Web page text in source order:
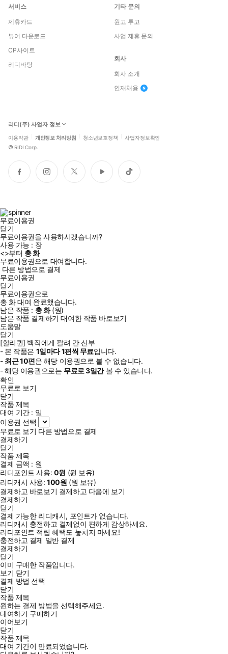
서비스
제휴카드
뷰어 다운로드
CP사이트
리디바탕
기타 문의
원고 투고
사업 제휴 문의
회사
회사 소개
인재채용
리디(주) 사업자 정보
이용약관 개인정보 처리방침 청소년보호정책 사업자정보확인
© RIDI Corp.
페
이
인
스
트
위
유
튜
틱
톡
무료이용권
닫기
무료이용권을 사용하시겠습니까?
사용 가능 : 장
<>부터 총화
무료이용권으로 대여합니다.
다른 방법으로 결제
무료이용권
닫기
무료이용권으로
총 화대여 완료했습니다.
남은 작품 : 총화(원)
남은 작품 결제하기 대여한 작품 바로보기
도움말
닫기
[할리퀸] 백작에게 팔려 간 신부
- 본 작품은 1일마다1편씩 무료입니다.
- 최근10편은 해당 이용권으로 볼 수 없습니다.
- 해당 이용권으로는 무료로3일간볼 수 있습니다.
확인
무료로 보기
닫기
작품 제목
대여 기간 : 일
이용권 선택
무료로 보기 다른 방법으로 결제
결제하기
닫기
작품 제목
결제 금액 : 원
리디포인트 사용: 0원 (원 보유)
리디캐시 사용:100원 (원 보유)
결제하고 바로보기 결제하고 다음에 보기
결제하기
닫기
결제 가능한 리디캐시, 포인트가 없습니다.
리디캐시 충전하고 결제없이 편하게 감상하세요.
리디포인트 적립 혜택도 놓치지 마세요!
충전하고 결제 일반 결제
결제하기
닫기
이미 구매한 작품입니다.
보기 닫기
결제 방법 선택
닫기
작품 제목
원하는 결제 방법을 선택해주세요.
대여하기 구매하기
이어보기
닫기
작품 제목
대여 기간이 만료되었습니다.